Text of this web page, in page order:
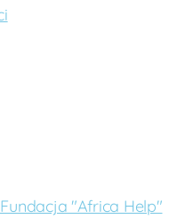
"Africa Help"